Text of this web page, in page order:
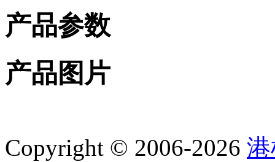
产品参数
产品图片
Copyright © 2006-2026